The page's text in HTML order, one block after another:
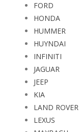
FORD
HONDA
HUMMER
HUYNDAI
INFINITI
JAGUAR
JEEP
KIA
LAND ROVER
LEXUS